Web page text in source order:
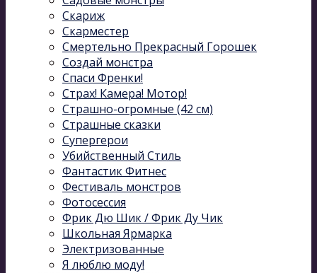
Скариж
Скарместер
Смертельно Прекрасный Горошек
Создай монстра
Спаси Френки!
Страх! Камера! Мотор!
Страшно-огромные (42 см)
Страшные сказки
Супергерои
Убийственный Стиль
Фантастик Фитнес
Фестиваль монстров
Фотосессия
Фрик Дю Шик / Фрик Ду Чик
Школьная Ярмарка
Электризованные
Я люблю моду!